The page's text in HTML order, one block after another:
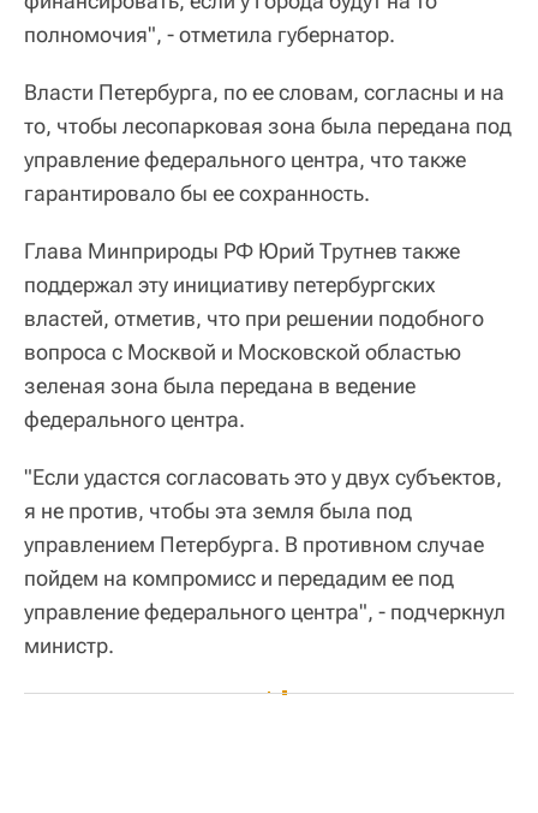
полномочия", - отметила губернатор.
Власти Петербурга, по ее словам, согласны и на
то, чтобы лесопарковая зона была передана под
управление федерального центра, что также
гарантировало бы ее сохранность.
Глава Минприроды РФ Юрий Трутнев также
поддержал эту инициативу петербургских
властей, отметив, что при решении подобного
вопроса с Москвой и Московской областью
зеленая зона была передана в ведение
федерального центра.
"Если удастся согласовать это у двух субъектов,
я не против, чтобы эта земля была под
управлением Петербурга. В противном случае
пойдем на компромисс и передадим ее под
управление федерального центра", - подчеркнул
министр.